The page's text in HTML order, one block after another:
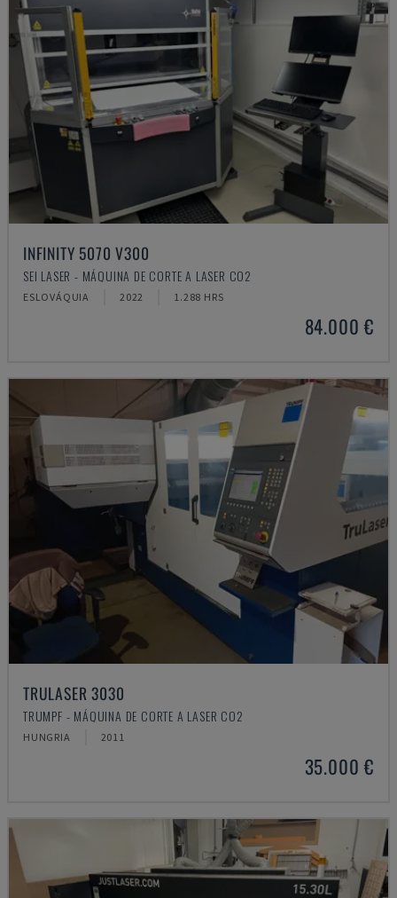
INFINITY 5070 V300
SEI LASER - MÁQUINA DE CORTE A LASER CO2
ESLOVÁQUIA 2022 1.288 HRS
84.000 €
TRULASER 3030
TRUMPF - MÁQUINA DE CORTE A LASER CO2
HUNGRIA 2011
35.000 €